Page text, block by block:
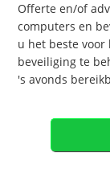
Offerte en/of
computers en
u het beste voor
beveiliging te
's avonds